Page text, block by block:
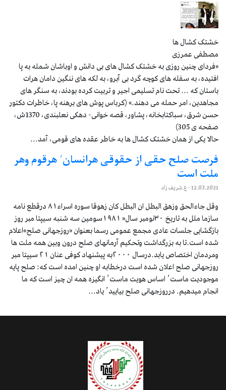
خشتک کشال ها
مصطفی عمرزی
«فردای چنین روزی به خشتک کشال های بی دانش و اوباشان شمله به پا
افتیده، به سفله های کوچه گرد بی آبرو، به لکه های ننگین دامان هرات
باستان که ... تحت نام تسلیمی اجیر و تربیت کرده بودند، به سنگر های
مجاهدین، امر حمله می دهند.» (کرباس پوش های برهنه پا، خاطرات دکتور
حسن شرق، سباکتابخانه، پشاور، قصه خوانی- دهکی نعلبندی، 1370ش،
صفحه ی 305)
حالا یکی از همان خشتک کشال ها به خاطر عقده های قومی، آمد...
فرصت صلح حقی از حقوقی هرانسان٬ هرقوم وهر
ملت است
12.03.2021- ع.شریف زاد
وقل جاءالحق وزهق البطل ان البطل کان زهوقا سوره اسراء۸۱ درقطع نامه
سازما ملل به تاریخ ۳۰نومبر سال« ۱۹۸۱سومین سه شنبه سیپتا مبر روز
بازگشایی جلسات عادی مجمع عمومی رسما بعنوان «روزجهانی صلح»اعلام
شده است.تا به بزرگداشت وتحکیم آرمانهای صلح درون وبین همه ملت ها
ومردمان اختصاص یابد.درسال ۲۰۰۰به پیشنهاد کوفی عنان ۲۱ سیپتا مبر
روزجهانی صلح اعلان شده است درخطابه او چنین امده است که: صلح پایه
موجودیت ماست٬ اساس هویت ماست٬ انگیزه همه ان چیز است که ما
انجام میدهیم. درروزجهانی صلح بیایید٬ یاد...